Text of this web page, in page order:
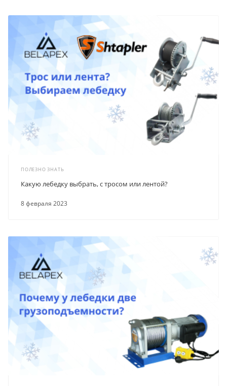
ПОЛЕЗНО ЗНАТЬ
8 февраля 2023
Какую лебедку выбрать, с тросом или лентой?